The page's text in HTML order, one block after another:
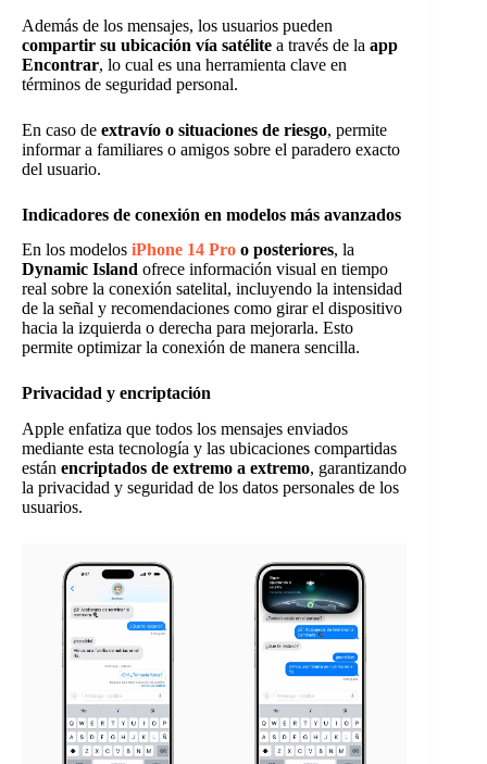
Además de los mensajes, los usuarios pueden
compartir su ubicación vía satélite a través de la app
Encontrar, lo cual es una herramienta clave en
términos de seguridad personal.
En caso de extravío o situaciones de riesgo, permite
informar a familiares o amigos sobre el paradero exacto
del usuario.
Indicadores de conexión en modelos más avanzados
En los modelos iPhone 14 Pro o posteriores, la
Dynamic Island ofrece información visual en tiempo
real sobre la conexión satelital, incluyendo la intensidad
de la señal y recomendaciones como girar el dispositivo
hacia la izquierda o derecha para mejorarla. Esto
permite optimizar la conexión de manera sencilla.
Privacidad y encriptación
Apple enfatiza que todos los mensajes enviados
mediante esta tecnología y las ubicaciones compartidas
están encriptados de extremo a extremo, garantizando
la privacidad y seguridad de los datos personales de los
usuarios.